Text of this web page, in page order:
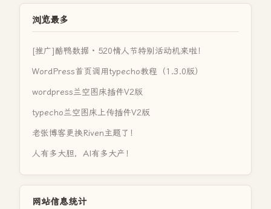
浏览最多
[推广]酷鸭数据 · 520情人节特别活动机来啦！
WordPress首页调用typecho教程（1.3.0版）
wordpress兰空图床插件V2版
typecho兰空图床上传插件V2版
老张博客更换Riven主题了！
人有多大胆，AI有多大产！
网站信息统计